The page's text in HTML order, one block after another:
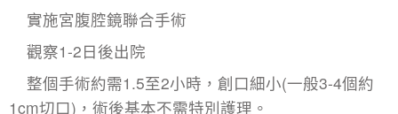
實施宮腹腔鏡聯合手術
觀察1-2日後出院
整個手術約需1.5至2小時，創口細小(一般3-4個約
1cm切口)，術後基本不需特別護理。